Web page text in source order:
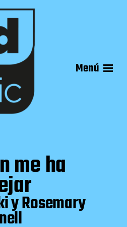
Menú
me ha
y Rosemary